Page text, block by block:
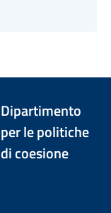
Dipartimento
per le politiche
di coesione